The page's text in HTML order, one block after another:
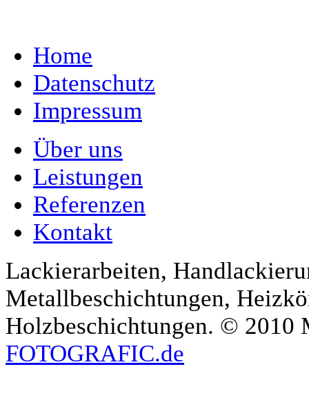
Home
Datenschutz
Impressum
Über uns
Leistungen
Referenzen
Kontakt
Lackierarbeiten,
Metallbeschichtungen,
Holzbeschichtungen. ©
FOTOGRAFIC.de